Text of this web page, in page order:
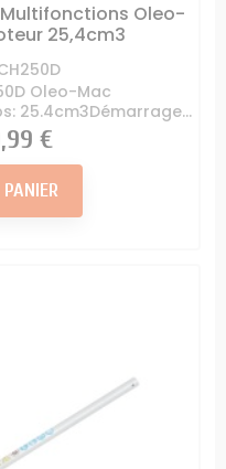
Oleo-
25,4cm3
Oleo-Mac
25.4cm3Démarrage...
€